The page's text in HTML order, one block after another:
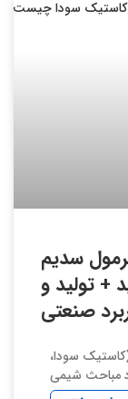
سدیم
+ تولید و
صنعتی
سودا،
مباحث شیمی